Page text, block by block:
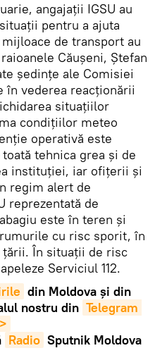
angajații IGSU au
pentru a ajuta
de transport au
Căușeni, Ștefan
ședințe ale Comisiei
în vederea reacționării
situațiilor
condițiilor meteo
operativă este
tehnica grea și de
instituției, iar ofițerii și
regim alert de
reprezentată de
este în teren și
cu risc sporit, în
În situații de risc
Serviciul 112.
din Moldova și din
nostru din Telegram
Radio Sputnik Moldova